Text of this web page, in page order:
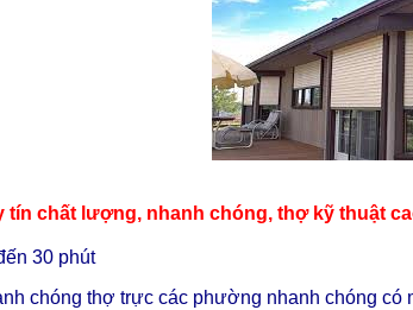
chất lượng, nhanh chóng, thợ kỹ thuật
30 phút
chóng thợ trực các phường nhanh chóng có